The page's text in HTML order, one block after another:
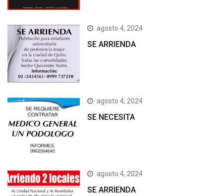
agosto 4, 2024
SE ARRIENDA
agosto 4, 2024
SE NECESITA
agosto 4, 2024
SE ARRIENDA